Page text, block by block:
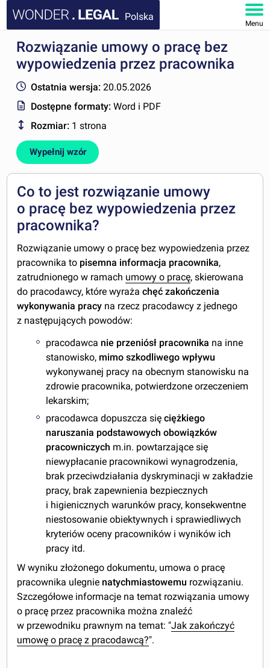
Polska
Menu
STRONA GŁÓWNA
FAQ
MOJE KONTO
Rozwiązanie umowy o pracę bez
wypowiedzenia przez pracownika
Ostatnia wersja: 20.05.2026
Dostępne formaty:Word i PDF
Rozmiar: 1 strona
Wypełnij wzór
Co to jest rozwiązanie umowy
o pracę bez wypowiedzenia przez
pracownika?
Rozwiązanie umowy o pracę bez wypowiedzenia przez
pracownika to pisemna informacja pracownika,
zatrudnionego w ramach umowy o pracę, skierowana
do pracodawcy, które wyrażachęć zakończenia
wykonywania pracy na rzecz pracodawcy z jednego
z następujących powodów:
pracodawca nie przeniósł pracownika na inne
stanowisko, mimo szkodliwego wpływu
wykonywanej pracy na obecnym stanowisku na
zdrowie pracownika, potwierdzone orzeczeniem
lekarskim;
pracodawca dopuszcza się ciężkiego
naruszania podstawowych obowiązków
pracowniczych m.in. powtarzające się
niewypłacanie pracownikowi wynagrodzenia,
brak przeciwdziałania dyskryminacji w zakładzie
pracy, brak zapewnienia bezpiecznych
i higienicznych warunków pracy, konsekwentne
niestosowanie obiektywnych i sprawiedliwych
kryteriów oceny pracowników i wyników ich
pracy itd.
W wyniku złożonego dokumentu, umowa o pracę
pracownika ulegnie natychmiastowemu rozwiązaniu.
Szczegółowe informacje na temat rozwiązania umowy
o pracę przez pracownika można znaleźć
w przewodniku prawnym na temat: "Jak zakończyć
umowę o pracę z pracodawcą?".